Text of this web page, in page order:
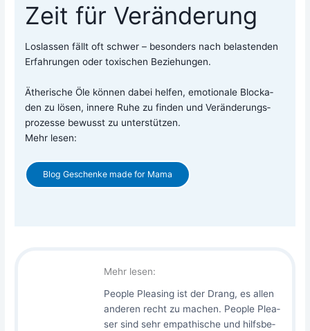
Zeit für Veränderung
Los­las­sen fällt oft schwer – beson­ders nach belas­ten­den
Erfah­run­gen oder toxi­schen Bezie­hun­gen.
Äthe­ri­sche Öle kön­nen dabei hel­fen, emo­tio­na­le Blo­cka­
den zu lösen, inne­re Ruhe zu fin­den und Ver­än­de­rungs­
pro­zes­se bewusst zu unter­stüt­zen.
Mehr lesen:
Blog Geschen­ke made for Mama
Mehr lesen:
Peo­p­le Plea­sing ist der Drang, es allen
ande­ren recht zu machen. Peo­p­le Plea­
ser sind sehr empa­thi­sche und hilfs­be­